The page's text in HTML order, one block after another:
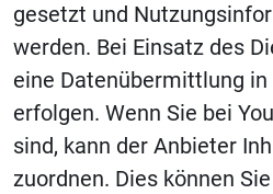
gesetzt und
werden. Bei Einsatz des
eine Datenübermittlung
erfolgen. Wenn Sie bei
sind, kann der Anbieter
zuordnen. Dies können